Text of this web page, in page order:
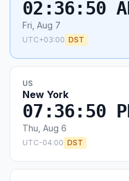
02:36:51
Fri, Aug 7
UTC+03:00 DST
US
New York
07:36:51
Thu, Aug 6
UTC-04:00 DST